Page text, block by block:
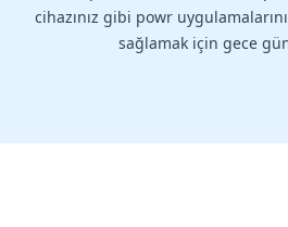
cihazınız gibi powr
sağlamak için gece